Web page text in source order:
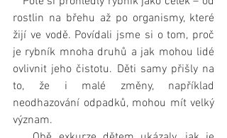
rostlin na břehu až po organismy, které
žijí ve vodě. Povídali jsme si o tom, proč
je rybník mnoha druhů a jak mohou lidé
ovlivnit jeho čistotu. Děti samy přišly na
to, že i malé změny, například
neodhazování odpadků, mohou mít velký
význam.